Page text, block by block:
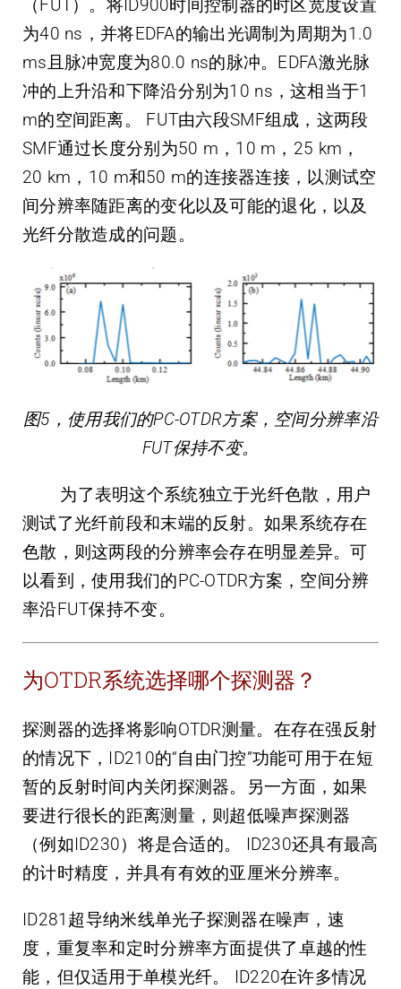
（FUT）。将ID900时间控制器的时区宽度设置
为40 ns，并将EDFA的输出光调制为周期为1.0
ms且脉冲宽度为80.0 ns的脉冲。EDFA激光脉
冲的上升沿和下降沿分别为10 ns，这相当于1
m的空间距离。 FUT由六段SMF组成，这两段
SMF通过长度分别为50 m，10 m，25 km，
20 km，10 m和50 m的连接器连接，以测试空
间分辨率随距离的变化以及可能的退化，以及
光纤分散造成的问题。
图5，使用我们的PC-OTDR方案，空间分辨率沿
FUT保持不变。
为了表明这个系统独立于光纤色散，用户
测试了光纤前段和末端的反射。如果系统存在
色散，则这两段的分辨率会存在明显差异。可
以看到，使用我们的PC-OTDR方案，空间分辨
率沿FUT保持不变。
为OTDR系统选择哪个探测器？
探测器的选择将影响OTDR测量。在存在强反射
的情况下，ID210的“自由门控”功能可用于在短
暂的反射时间内关闭探测器。另一方面，如果
要进行很长的距离测量，则超低噪声探测器
（例如ID230）将是合适的。 ID230还具有最高
的计时精度，并具有有效的亚厘米分辨率。
ID281超导纳米线单光子探测器在噪声，速
度，重复率和定时分辨率方面提供了卓越的性
能，但仅适用于单模光纤。 ID220在许多情况